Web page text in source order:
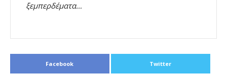
ξεμπερδέματα…
Facebook Twitter